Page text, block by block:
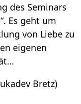
des Seminars
Es geht um
von Liebe zu
eigenen
Bretz)